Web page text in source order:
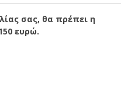
σας, θα πρέπει η
ευρώ.